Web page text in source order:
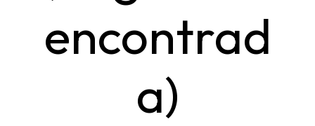
encontrad
a)